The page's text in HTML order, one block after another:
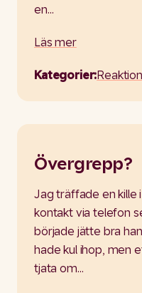
en…
Läs mer
Kategorier:
Övergrepp?
Jag träffade en kille
kontakt via telefon
började jätte bra
hade kul ihop, men
tjata om…